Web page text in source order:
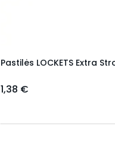
Pastilės LOCKETS Extra
1,38 €